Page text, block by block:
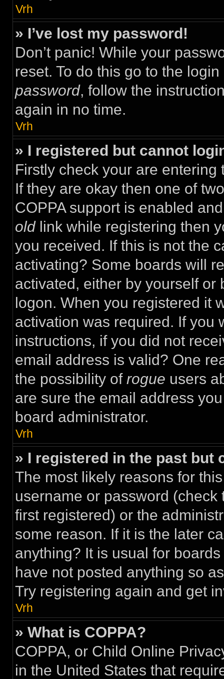
Vrh
» I’ve lost my password!
Don’t panic! While your
reset. To do this go to the
password, follow the
again in no time.
Vrh
» I registered but cannot
Firstly check your are
If they are okay then one of
COPPA support is enabled
oldlink while registering then
you received. If this is not the
activating? Some boards will
activated, either by yourself
logon. When you registered it
activation was required. If you
instructions, if you did not
email address is valid? One
the possibility of rogue users
are sure the email address
board administrator.
Vrh
» I registered in the past but
The most likely reasons for
username or password
first registered) or the
some reason. If it is the later
anything? It is usual for
have not posted anything so
Try registering again and get
Vrh
» What is COPPA?
COPPA, or Child Online
in the United States that